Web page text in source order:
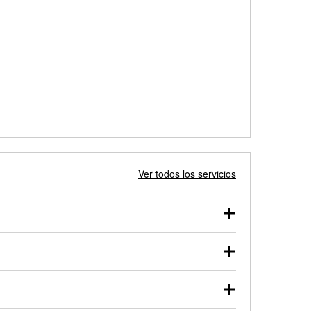
Ver todos los servicios
probarse dentro o fuera del vehículo y cargarse en
de nuestros profesionales te ayudará a encontrar
en el estacionamiento, o desmonta el